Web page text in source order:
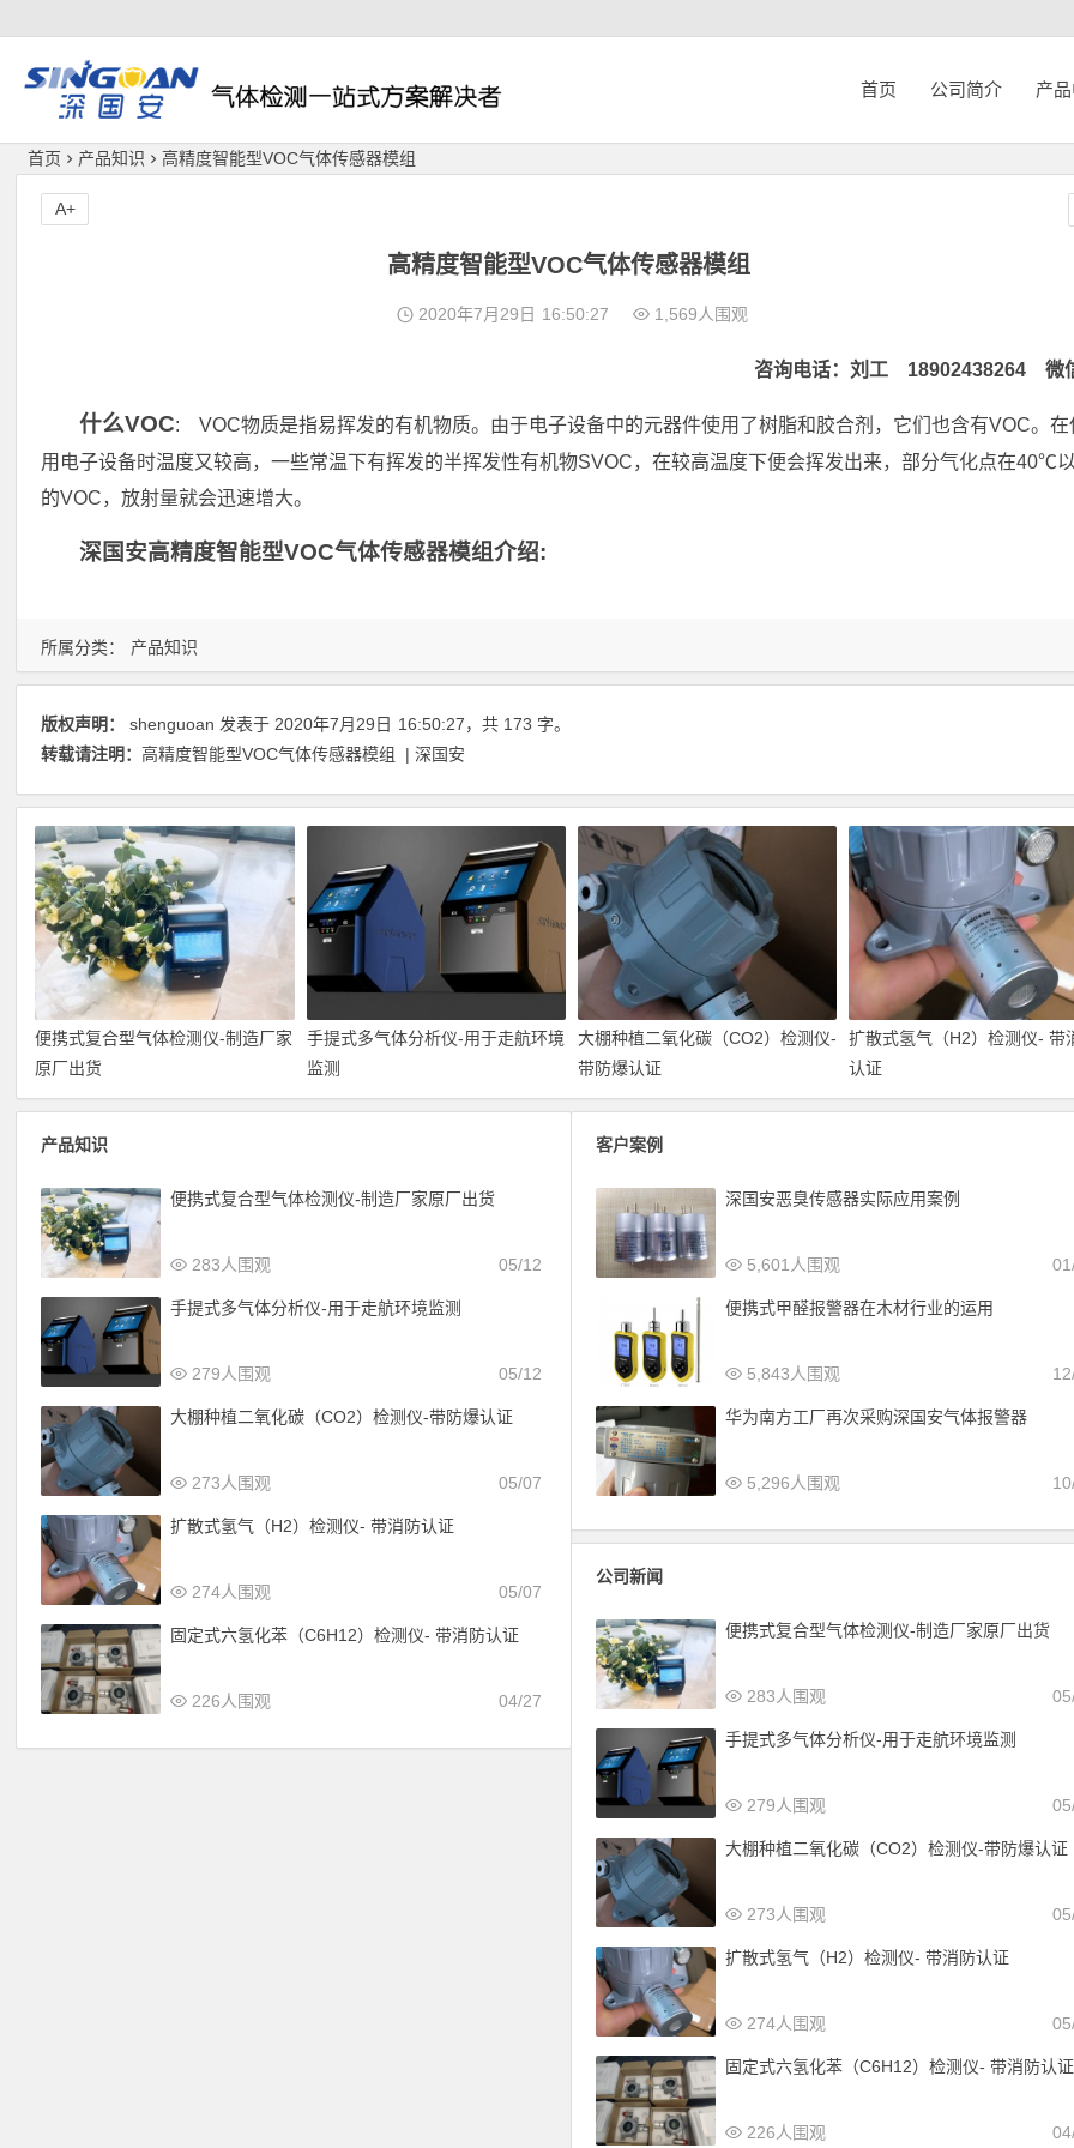
深国安
首页 公司简介 产
首页 产品知识 高精度智能型VOC气体传感器模组
高精度智能型VOC气体传感器模组
2020年7月29日 16:50:27 1,569人围观
咨询电话：刘工 18902438264 微
什么VOC: VOC物质是指易挥发的有机物质。由于电子设备中的元器件使用了树脂和胶合剂，它们也含有VOC。在
用电子设备时温度又较高，一些常温下有挥发的半挥发性有机物SVOC，在较高温度下便会挥发出来，部分气化点在40℃
的VOC，放射量就会迅速增大。
深国安高精度智能型VOC气体传感器模组介绍:
A+
所属分类： 产品知识
版权声明： shenguoan 发表于 2020年7月29日 16:50:27，共 173 字。
转载请注明：高精度智能型VOC气体传感器模组 | 深国安
便携式复合型气体检测仪-制造厂家
原厂出货
手提式多气体分析仪-用于走航环境
监测
大棚种植二氧化碳（CO2）检测仪-
带防爆认证
扩散式氢气（H2）检测仪- 带
认证
产品知识
便携式复合型气体检测仪-制造厂家原厂出货
05/12
283人围观
手提式多气体分析仪-用于走航环境监测
05/12
279人围观
大棚种植二氧化碳（CO2）检测仪-带防爆认证
05/07
273人围观
扩散式氢气（H2）检测仪- 带消防认证
05/07
274人围观
固定式六氢化苯（C6H12）检测仪- 带消防认证
04/27
226人围观
客户案例
深国安恶臭传感器实际应用案例
5,601人围观
便携式甲醛报警器在木材行业的运用
5,843人围观
华为南方工厂再次采购深国安气体报警器
5,296人围观
公司新闻
便携式复合型气体检测仪-制造厂家原厂出货
283人围观
手提式多气体分析仪-用于走航环境监测
279人围观
大棚种植二氧化碳（CO2）检测仪-带防爆认证
273人围观
扩散式氢气（H2）检测仪- 带消防认证
274人围观
固定式六氢化苯（C6H12）检测仪- 带消防认证
226人围观